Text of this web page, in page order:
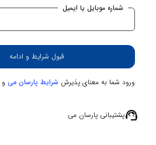
شماره موبایل یا ایمیل
قبول شرایط و ادامه
ورود شما به معنای پذیرش شرایط پارسان می و
support_agentپشتیبانی پارسان می